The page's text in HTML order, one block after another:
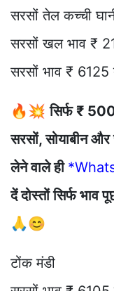
सरसों तेल कच्ची
सरसों खल भाव ₹
सरसों भाव ₹
🔥💥सिर्फ ₹
सरसों, सोयाबीन और
लेने वाले ही
दें दोस्तों सिर्फ
🙏😊
टोंक मंडी